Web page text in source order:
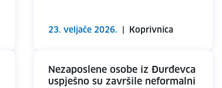
23. veljače 2026. Koprivnica
Nezaposlene osobe iz Đurđevca
uspješno su završile neformalni